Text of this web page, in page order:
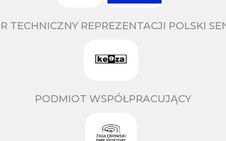
TECHNICZNY REPREZENTACJI POLSKI
PODMIOT WSPÓŁPRACUJĄCY